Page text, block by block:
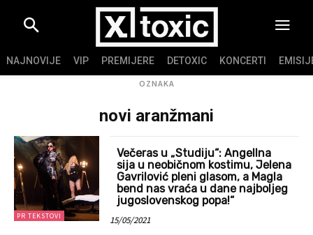
NAJNOVIJE VIP PREMIJERE DETOXIC KONCERTI
OZNAKA
novi aranžmani
PR TEKSTOVI
Večeras u „Studiju“: Angellna
sija u neobičnom kostimu, Jelena
Gavrilović pleni glasom, a Magla
bend nas vraća u dane najboljeg
jugoslovenskog popa!“
15/05/2021